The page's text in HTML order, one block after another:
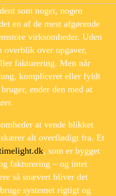
som noget, nogen
en af de mest afgørende
virksomheder. Uden
overblik over opgaver,
fakturering. Men når
kompliceret eller fyldt
ender den med at
at vende blikket
alt overflødigt fra. Et
, som er bygget
fakturering – og intet
så snævert bliver det
systemet rigtigt og